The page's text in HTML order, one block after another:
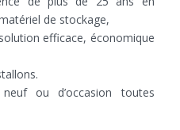
de stockage,
efficace, économique
ou d’occasion toutes